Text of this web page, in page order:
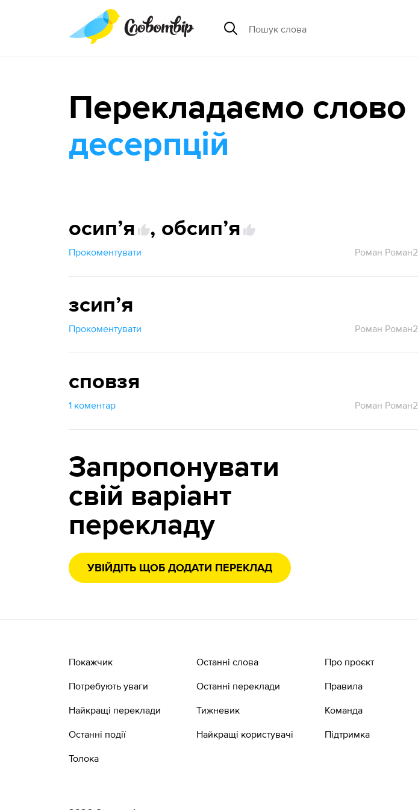
Перекладаємо слово
десерпцій
осипʼя , обсипʼя
Прокоментувати Роман Роман2
зсипʼя
Прокоментувати Роман Роман2
сповзя
1 коментар Роман Роман2
Запропонувати
свій варіант
перекладу
УВІЙДІТЬ ЩОБ ДОДАТИ ПЕРЕКЛАД
Покажчик
Потребують уваги
Найкращі переклади
Останні події
Толока
Останні слова
Останні переклади
Тижневик
Найкращі користувачі
Про проєкт
Правила
Команда
Підтримка